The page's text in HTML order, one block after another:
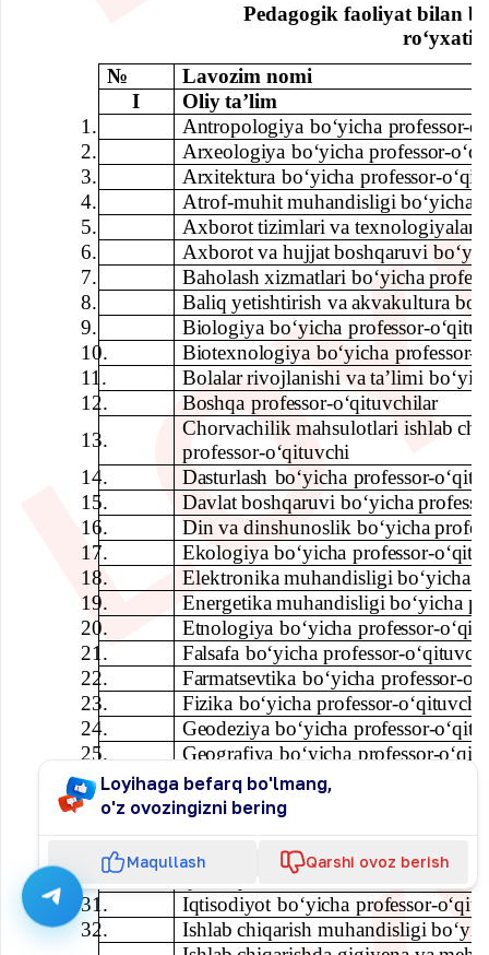
Pedagogik faoliyat bilan
ro‘yxati
№
Lavozim nomi
I
Oliy taʼlim
1.
Antropologiya boʻyicha professor-
2.
Arxeologiya boʻyicha professor-
3.
Arxitektura boʻyicha professor-
4.
Atrof-muhit muhandisligi boʻyicha
5.
Axborot tizimlari va texnologiyalari
6.
Axborot va hujjat boshqaruvi
7.
Baholash xizmatlari boʻyicha
8.
Baliq yetishtirish va akvakultura
9.
Biologiya boʻyicha professor-
10.
Biotexnologiya boʻyicha professor-
11.
Bolalar rivojlanishi va taʼlimi
12.
Boshqa professor-oʻqituvchilar
13.
Chorvachilik mahsulotlari ishlab
professor-oʻqituvchi
14.
Dasturlash boʻyicha professor-
15.
Davlat boshqaruvi boʻyicha
16.
Din va dinshunoslik boʻyicha
17.
Ekologiya boʻyicha professor-
18.
Elektronika muhandisligi boʻyicha
19.
Energetika muhandisligi boʻyicha
20.
Etnologiya boʻyicha professor-
21.
Falsafa boʻyicha professor-oʻqituvchi
22.
Farmatsevtika boʻyicha professor-
23.
Fizika boʻyicha professor-oʻqituvchi
24.
Geodeziya boʻyicha professor-
25.
Geografiya boʻyicha professor-
26.
Geologiya boʻyicha
27.
Gidravlika boʻyicha
29.
Huquq boʻyicha professor-
30.
taʼminotni
31.
Iqtisodiyot boʻyicha professor-
32.
Ishlab chiqarish muhandisligi
Loyihaga befarq bo'lmang,
o'z ovozingizni bering
Maqullash Qarshi ovoz berish